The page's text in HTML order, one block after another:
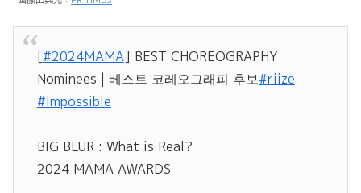
[#2024MAMA] BEST CHOREOGRAPHY
Nominees | 베스트 코레오그래피 후보#riize
#Impossible
BIG BLUR : What is Real?
2024 MAMA AWARDS